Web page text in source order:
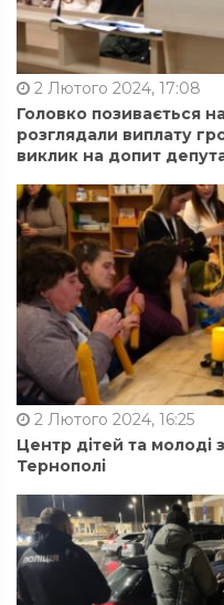
2 Лютого 2024, 17:08
Головко позивається
розглядали виплату
виклик на допит
2 Лютого 2024, 16:25
Центр дітей та молоді
Тернополі